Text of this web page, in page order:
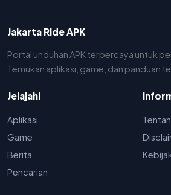
Jakarta Ride APK
Portal unduhan APK terpercaya untuk
Temukan aplikasi, game, dan panduan
Jelajahi
Aplikasi
Game
Berita
Pencarian